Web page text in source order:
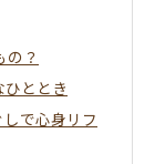
の？
ととき
で心身リフ